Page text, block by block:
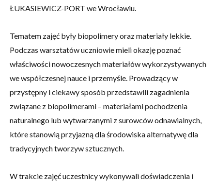
ŁUKASIEWICZ-PORT we Wrocławiu.
Tematem zajęć były biopolimery oraz materiały lekkie.
Podczas warsztatów uczniowie mieli okazję poznać
właściwości nowoczesnych materiałów wykorzystywanych
we współczesnej nauce i przemyśle. Prowadzący w
przystępny i ciekawy sposób przedstawili zagadnienia
związane z biopolimerami – materiałami pochodzenia
naturalnego lub wytwarzanymi z surowców odnawialnych,
które stanowią przyjazną dla środowiska alternatywę dla
tradycyjnych tworzyw sztucznych.
W trakcie zajęć uczestnicy wykonywali doświadczenia i